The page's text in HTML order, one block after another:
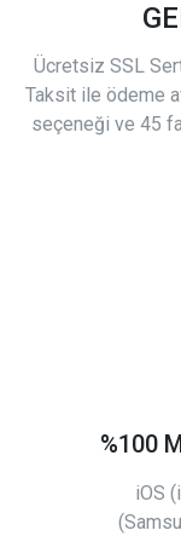
Ücretsiz SSL
Taksit ile ödeme
seçeneği ve 45
%100
iOS